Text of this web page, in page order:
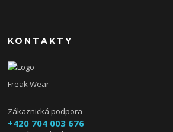
KONTAKTY
Freak Wear
Zákaznická podpora
+420 704 003 676